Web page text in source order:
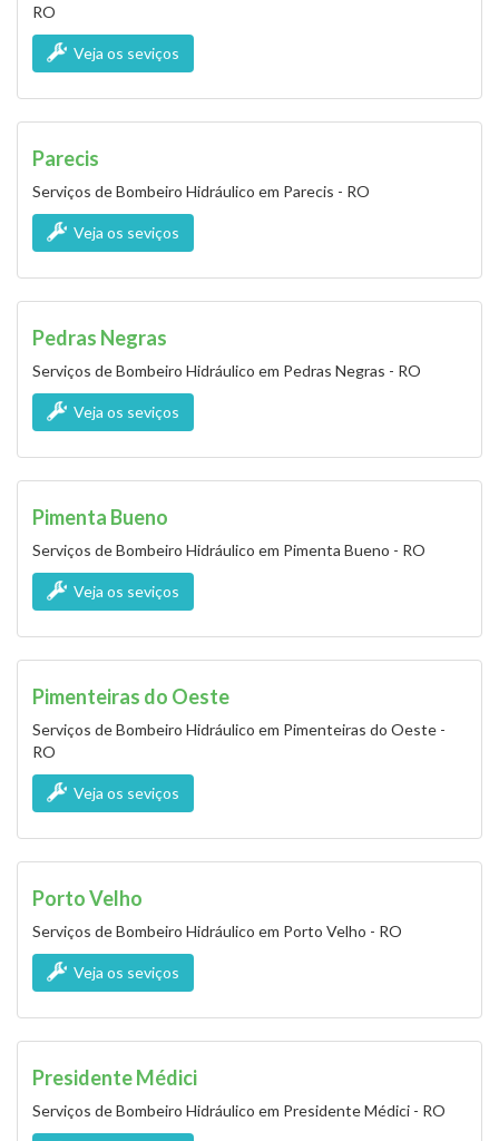
RO
Veja os seviços
Parecis
Serviços de Bombeiro Hidráulico em Parecis - RO
Veja os seviços
Pedras Negras
Serviços de Bombeiro Hidráulico em Pedras Negras - RO
Veja os seviços
Pimenta Bueno
Serviços de Bombeiro Hidráulico em Pimenta Bueno - RO
Veja os seviços
Pimenteiras do Oeste
Serviços de Bombeiro Hidráulico em Pimenteiras do Oeste -
RO
Veja os seviços
Porto Velho
Serviços de Bombeiro Hidráulico em Porto Velho - RO
Veja os seviços
Presidente Médici
Serviços de Bombeiro Hidráulico em Presidente Médici - RO